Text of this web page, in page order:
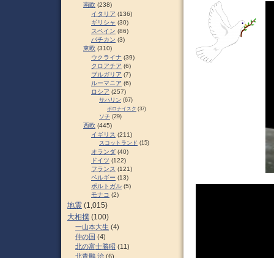
南欧 (238)
イタリア (136)
ギリシャ (30)
スペイン (86)
バチカン (3)
東欧 (310)
ウクライナ (39)
クロアチア (6)
ブルガリア (7)
ルーマニア (6)
ロシア (257)
サハリン (67)
ポロナイスク (37)
ソチ (29)
西欧 (445)
イギリス (211)
スコットランド (15)
オランダ (40)
ドイツ (122)
フランス (121)
ベルギー (13)
ポルトガル (5)
モナコ (2)
地震 (1,015)
大相撲 (100)
一山本大生 (4)
仲の国 (4)
北の富士勝昭 (11)
北青鵬 治 (6)